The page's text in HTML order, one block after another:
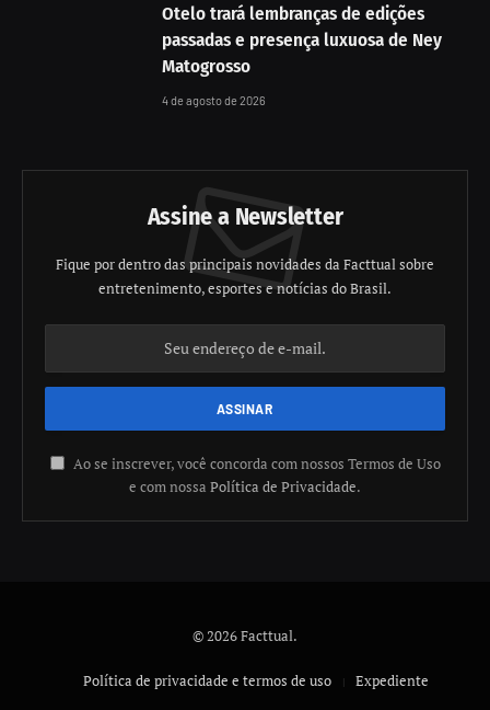
Otelo trará lembranças de edições
passadas e presença luxuosa de Ney
Matogrosso
4 de agosto de 2026
Assine a Newsletter
Fique por dentro das principais novidades da Facttual sobre
entretenimento, esportes e notícias do Brasil.
Ao se inscrever, você concorda com nossos Termos de Uso
e com nossa Política de Privacidade.
© 2026 Facttual.
Política de privacidade e termos de uso Expediente